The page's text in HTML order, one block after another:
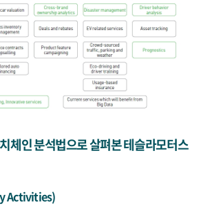
체인 분석법으로 살펴본 테슬라모터스
Activities)